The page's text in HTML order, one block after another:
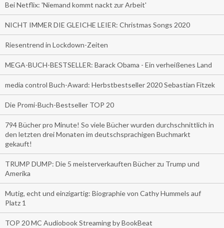
Bei Netflix: 'Niemand kommt nackt zur Arbeit'
NICHT IMMER DIE GLEICHE LEIER: Christmas Songs 2020
Riesentrend in Lockdown-Zeiten
MEGA-BUCH-BESTSELLER: Barack Obama - Ein verheißenes Land
media control Buch-Award: Herbstbestseller 2020 Sebastian Fitzek
Die Promi-Buch-Bestseller TOP 20
794 Bücher pro Minute! So viele Bücher wurden durchschnittlich in
den letzten drei Monaten im deutschsprachigen Buchmarkt
gekauft!
TRUMP DUMP: Die 5 meisterverkauften Bücher zu Trump und
Amerika
Mutig, echt und einzigartig: Biographie von Cathy Hummels auf
Platz 1
TOP 20 MC Audiobook Streaming by BookBeat